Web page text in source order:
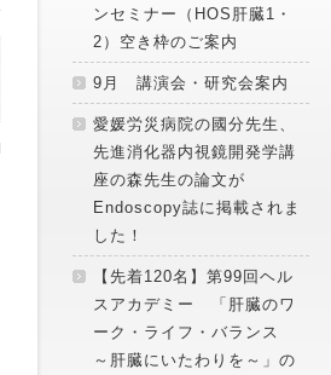
ンセミナー（HOS肝臓1・
2）空き枠のご案内
9月 講演会・研究会案内
愛媛労災病院の國分先生、
先進消化器内視鏡開発学講
座の森先生の論文が
Endoscopy誌に掲載されま
した！
【先着120名】第99回ヘル
スアカデミー 「肝臓のワ
ーク・ライフ・バランス
～肝臓にいたわりを～」の